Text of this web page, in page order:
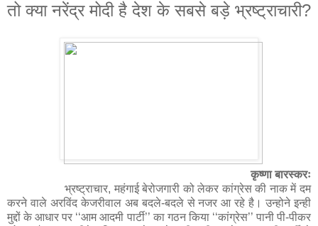
तो क्या नरेंद्र मोदी है देश के सबसे बड़े भ्रष्ट्राचारी?
कृष्णा बारस्करः
भ्रष्ट्राचार, महंगाई बेरोजगारी को लेकर कांग्रेस की नाक में दम
करने वाले अरविंद केजरीवाल अब बदले-बदले से नजर आ रहे है। उन्होने इन्ही
मुद्दों के आधार पर ‘‘आम आदमी पार्टी’’ का गठन किया ‘‘कांग्रेस’’ पानी पी-पीकर